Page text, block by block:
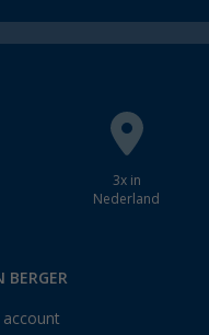
3x in
Nederland
BERGER
account